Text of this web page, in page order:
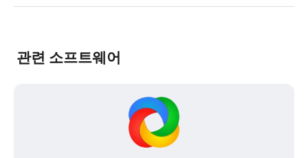
관련 소프트웨어